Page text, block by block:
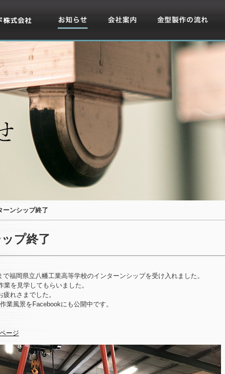
ーンシップ終了
プ終了
で福岡県立八幡工業高等学校のインターンシップを受け入れました。
を見学してもらいました。
れさまでした。
業風景をFacebookにも公開中です。
ージ